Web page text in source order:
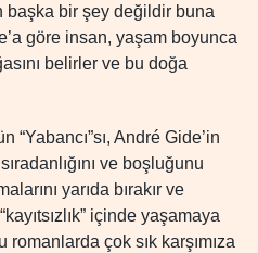
başka bir şey değildir buna
göre insan, yaşam boyunca
belirler ve bu doğa
“Yabancı”sı, André Gide’in
ve boşluğunu
yarıda bırakır ve
içinde yaşamaya
çok sık karşımıza